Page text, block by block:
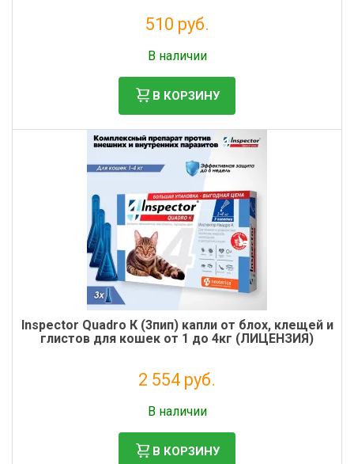
510 руб.
В наличии
В КОРЗИНУ
Inspector Quadro К (3пип) капли от блох, клещей и
глистов для кошек от 1 до 4кг (ЛИЦЕНЗИЯ)
2 554 руб.
В наличии
В КОРЗИНУ